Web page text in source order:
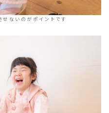
せないのがポイントです